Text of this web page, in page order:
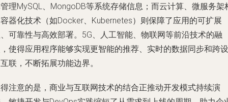
理MySQL、MongoDB等系统存储信息；而云计算、微服务架
器化技术（如Docker、Kubernetes）则保障了应用的可扩展
可靠性与高效部署。5G、人工智能、物联网等前沿技术的融
使得应用程序能够实现更智能的推荐、实时的数据同步和跨设
联，不断拓展功能边界。
注意的是，商业与互联网技术的结合正推动开发模式持续演